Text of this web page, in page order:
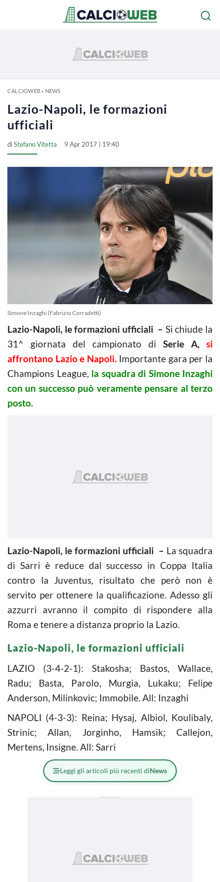
CALCIOWEB» NEWS
Lazio-Napoli, le formazioni
ufficiali
diStefano Vitetta 9 Apr 2017 | 19:40
Simone Inzaghi (Fabrizio Corradetti)
Lazio-Napoli, le formazioni ufficiali – Si chiude la
31^ giornata del campionato di Serie A, si
affrontano Lazio e Napoli. Importante gara per la
Champions League, la squadra di Simone Inzaghi
con un successo può veramente pensare al terzo
posto.
Lazio-Napoli, le formazioni ufficiali – La squadra
di Sarri è reduce dal successo in Coppa Italia
contro la Juventus, risultato che però non è
servito per ottenere la qualificazione. Adesso gli
azzurri avranno il compito di rispondere alla
Roma e tenere a distanza proprio la Lazio.
Lazio-Napoli, le formazioni ufficiali
LAZIO (3-4-2-1): Stakosha; Bastos, Wallace,
Radu; Basta, Parolo, Murgia, Lukaku; Felipe
Anderson, Milinkovic; Immobile. All: Inzaghi
NAPOLI (4-3-3): Reina; Hysaj, Albiol, Koulibaly,
Strinic; Allan, Jorginho, Hamsik; Callejon,
Mertens, Insigne. All: Sarri
Leggi gli articoli più recenti diNews